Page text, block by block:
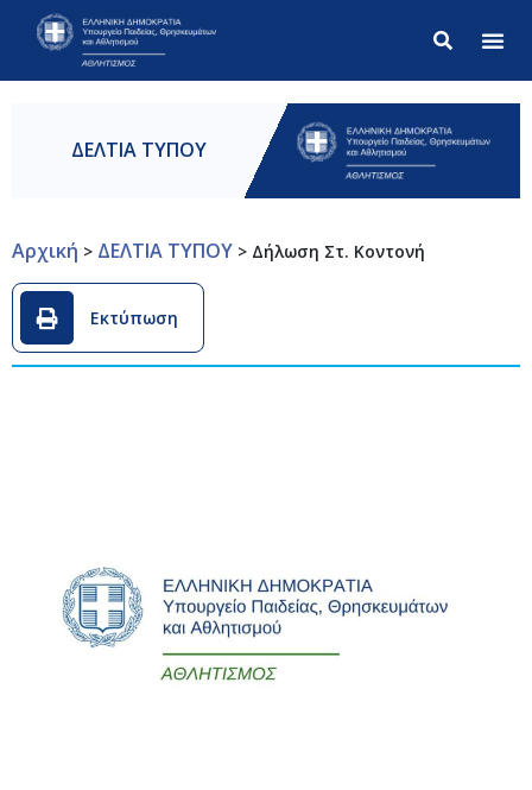
ΔΕΛΤΙΑ ΤΥΠΟΥ
Αρχική > ΔΕΛΤΙΑ ΤΥΠΟΥ > Δήλωση Στ. Κοντονή
Εκτύπωση